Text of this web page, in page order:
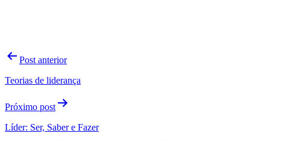
Navegação
Post
Post anterior
Teorias de liderança
Próximo post
Líder: Ser, Saber e Fazer